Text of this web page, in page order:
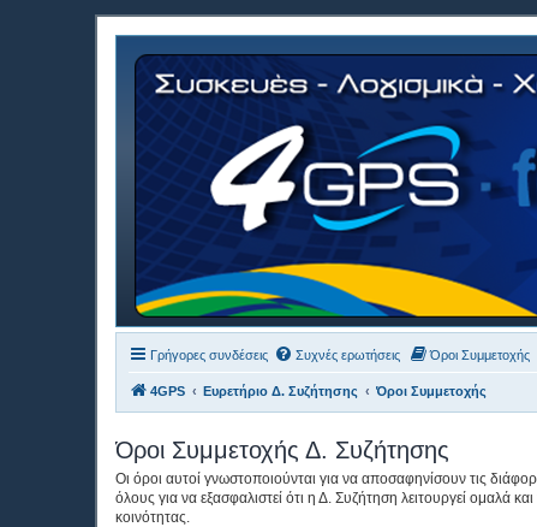
Γρήγορες συνδέσεις Συχνές ερωτήσεις Όροι Συμμετοχής
4GPS Ευρετήριο Δ. Συζήτησης Όροι Συμμετοχής
Όροι Συμμετοχής Δ. Συζήτησης
Οι όροι αυτοί γνωστοποιούνται για να αποσαφηνίσουν τις
όλους για να εξασφαλιστεί ότι η Δ. Συζήτηση λειτουργεί ομαλά
κοινότητας.